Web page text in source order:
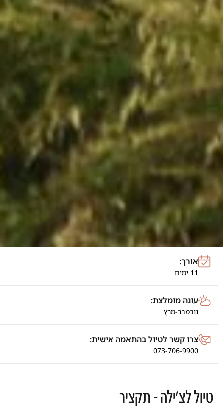
אורך:
11 ימים
עונה מומלצת:
נובמבר-מרץ
צרו קשר לטיול בהתאמה אישית:
073-706-9900
טיול לצ׳ילה - תקציר